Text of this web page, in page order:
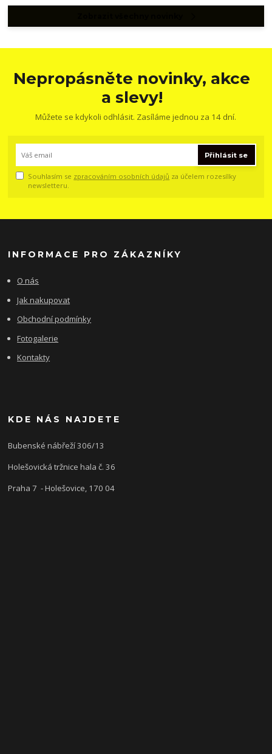
Nepropásněte novinky, akce
a slevy!
Můžete se kdykoli odhlásit. Zasíláme jednou za 14 dní.
Přihlásit se
Souhlasím se zpracováním osobních údajů za účelem rozesílky
newsletteru.
INFORMACE PRO ZÁKAZNÍKY
O nás
Jak nakupovat
Obchodní podmínky
Fotogalerie
Kontakty
KDE NÁS NAJDETE
Bubenské nábřeží 306/13
Holešovická tržnice hala č. 36
Praha 7 - Holešovice, 170 04